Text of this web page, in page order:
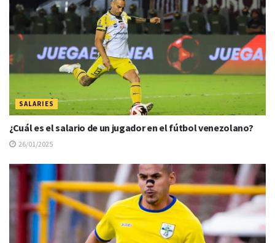
SALARIES
¿Cuál es el salario de un jugador en el fútbol venezolano?
26/01/2025